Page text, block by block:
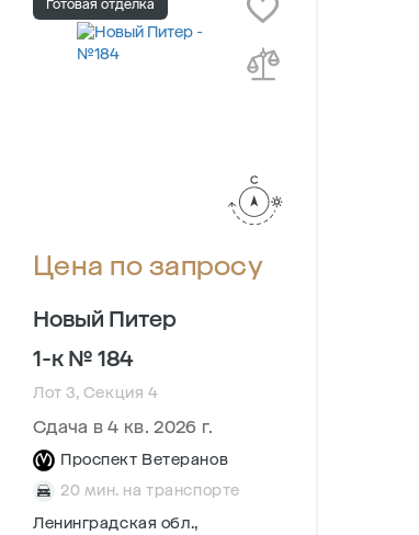
Готовая отделка
Цена по запросу
Новый Питер
1-к № 184
Лот 3, Секция 4
Сдача в 4 кв. 2026 г.
Проспект Ветеранов
20 мин. на транспорте
Ленинградская обл.,